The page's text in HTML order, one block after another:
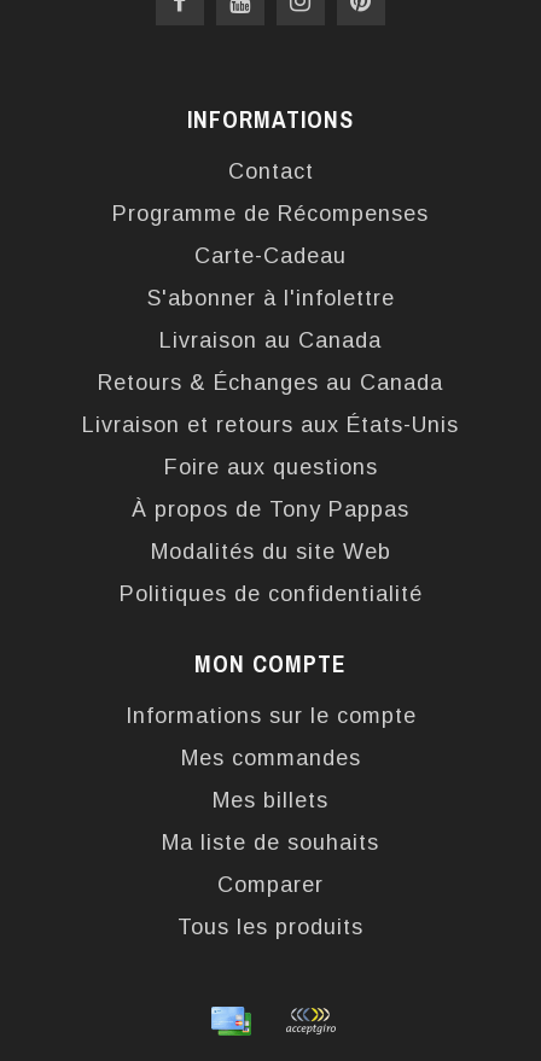
INFORMATIONS
Contact
Programme de Récompenses
Carte-Cadeau
S'abonner à l'infolettre
Livraison au Canada
Retours & Échanges au Canada
Livraison et retours aux États-Unis
Foire aux questions
À propos de Tony Pappas
Modalités du site Web
Politiques de confidentialité
MON COMPTE
Informations sur le compte
Mes commandes
Mes billets
Ma liste de souhaits
Comparer
Tous les produits